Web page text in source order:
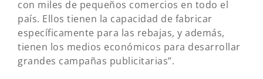
con miles de pequeños comercios en todo el
país. Ellos tienen la capacidad de fabricar
específicamente para las rebajas, y además,
tienen los medios económicos para desarrollar
grandes campañas publicitarias”.